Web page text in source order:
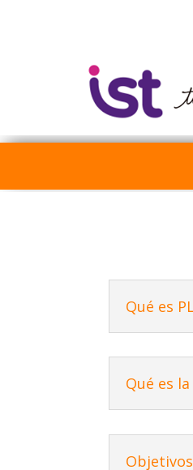
Qué es
Qué es la
Objetivos